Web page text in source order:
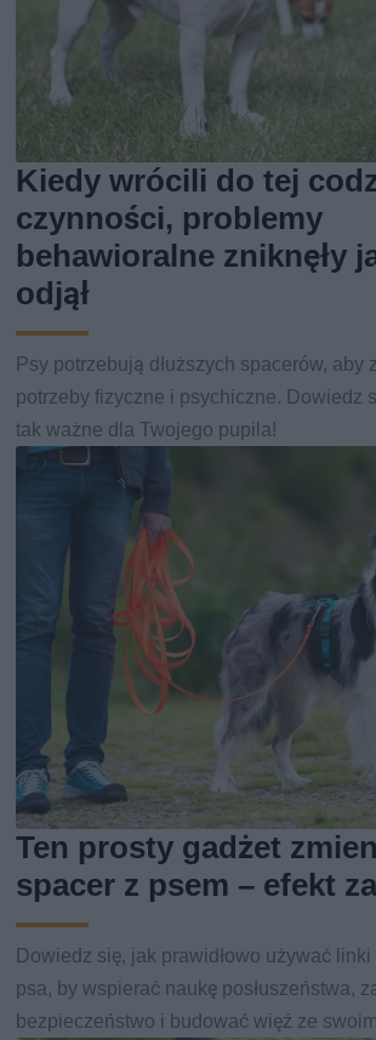
Kiedy wrócili do tej
czynności, problemy
behawioralne zniknęły
odjął
Psy potrzebują dłuższych spacerów, aby
potrzeby fizyczne i psychiczne. Dowiedz
tak ważne dla Twojego pupila!
Ten prosty gadżet
spacer z psem – efekt
Dowiedz się, jak prawidłowo używać
psa, by wspierać naukę posłuszeństwa,
bezpieczeństwo i budować więź ze